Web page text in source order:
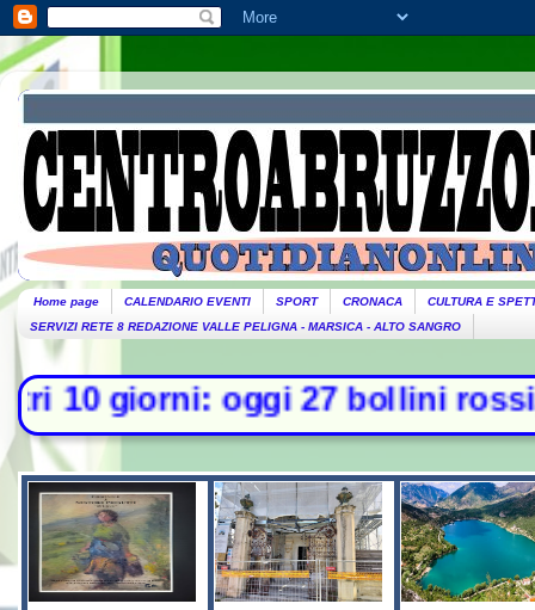
Home page CALENDARIO EVENTI SPORT CRONACA
CULTURA E
SERVIZI RETE 8 REDAZIONE VALLE PELIGNA - MARSICA - ALTO SANGRO
oggi 27 bollini rossi, venerdì